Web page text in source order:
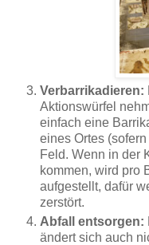
Verbarrikadieren:
Aktionswürfel
einfach eine
eines Ortes
Feld. Wenn in der
kommen, wird pro
aufgestellt, dafür
zerstört.
Abfall entsorgen:
ändert sich auch